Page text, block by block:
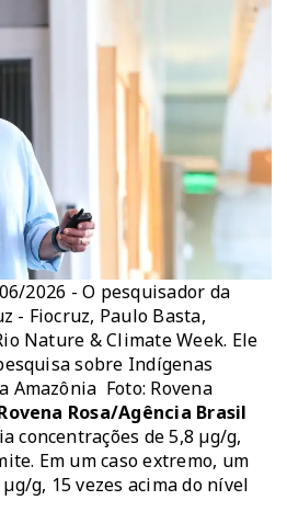
2026 - O pesquisador da
- Fiocruz, Paulo Basta,
Nature & Climate Week. Ele
sobre Indígenas
Amazônia Foto: Rovena
Rosa/Agência Brasil
concentrações de 5,8 µg/g,
Em um caso extremo, um
g, 15 vezes acima do nível